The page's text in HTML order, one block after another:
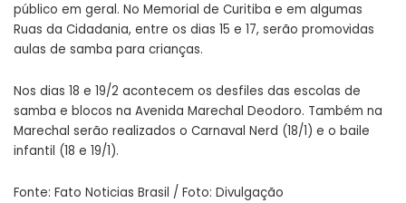
público em geral. No Memorial de Curitiba e em algumas
Ruas da Cidadania, entre os dias 15 e 17, serão promovidas
aulas de samba para crianças.
Nos dias 18 e 19/2 acontecem os desfiles das escolas de
samba e blocos na Avenida Marechal Deodoro. Também na
Marechal serão realizados o Carnaval Nerd (18/1) e o baile
infantil (18 e 19/1).
Fonte: Fato Noticias Brasil / Foto: Divulgação